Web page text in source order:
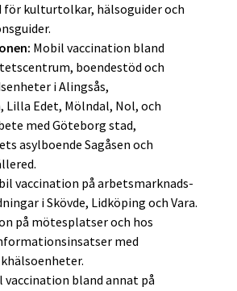
för kulturtolkar, hälsoguider och
Mobil vaccination bland
boendestöd och
i Alingsås,
Lilla Edet, Mölndal, Nol, och
med Göteborg stad,
asylboende Sagåsen och
vaccination på arbetsmarknads-
i Skövde, Lidköping och Vara.
på mötesplatser och hos
med
vaccination bland annat på